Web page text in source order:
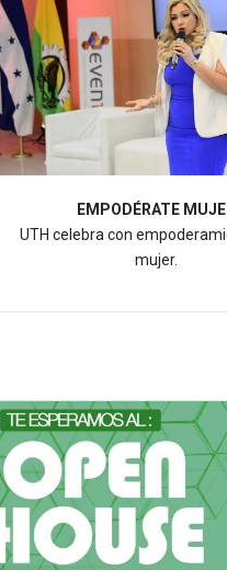
EMPODÉRATE
UTH celebra con
mujer.